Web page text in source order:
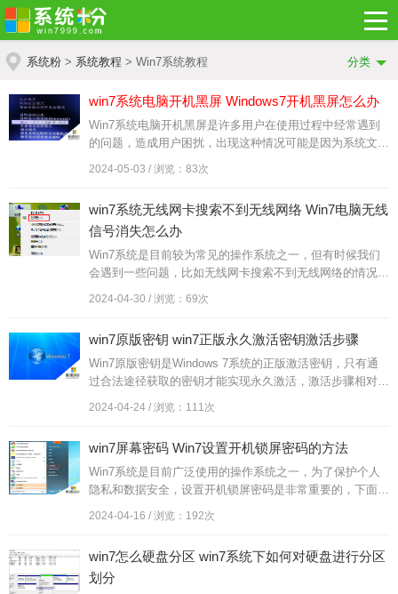
系统粉 > 系统教程 > Win7系统教程 分类
win7系统电脑开机黑屏 Windows7开机黑屏怎么办
Win7系统电脑开机黑屏是许多用户在使用过程中经常遇到
的问题，造成用户困扰，出现这种情况可能是因为系统文件
损坏、驱动程序冲突或硬件故障等原因所致。当遇到Windo
ws7开机黑屏...
2024-05-03 / 浏览：83次
win7系统无线网卡搜索不到无线网络 Win7电脑无线
信号消失怎么办
Win7系统是目前较为常见的操作系统之一，但有时候我们
会遇到一些问题，比如无线网卡搜索不到无线网络的情况，
当Win7电脑无线信号消失时，我们该如何应对呢？在这种
情况下，我们可以...
2024-04-30 / 浏览：69次
win7原版密钥 win7正版永久激活密钥激活步骤
Win7原版密钥是Windows 7系统的正版激活密钥，只有通
过合法途径获取的密钥才能实现永久激活，激活步骤相对简
单，用户只需在系统设置中输入正确的密钥，然后连接网络
2024-04-24 / 浏览：111次
win7屏幕密码 Win7设置开机锁屏密码的方法
Win7系统是目前广泛使用的操作系统之一，为了保护个人
隐私和数据安全，设置开机锁屏密码是非常重要的，下面我
们就来了解一下Win7系统如何设置开机锁屏密码的方法。
通过简单的操作，...
2024-04-16 / 浏览：192次
win7怎么硬盘分区 win7系统下如何对硬盘进行分区
划分